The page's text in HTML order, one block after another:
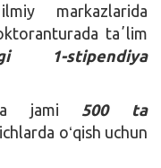
markazlarida
taʼlim
1-stipendiya
jami 500ta
oʻqish uchun